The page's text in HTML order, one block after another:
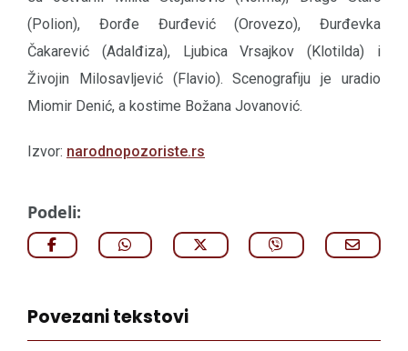
(Polion), Đorđe Đurđević (Orovezo), Đurđevka
Čakarević (Adalđiza), Ljubica Vrsajkov (Klotilda) i
Živojin Milosavljević (Flavio). Scenografiju je uradio
Miomir Denić, a kostime Božana Jovanović.
Izvor: narodnopozoriste.rs
Podeli:
Povezani tekstovi